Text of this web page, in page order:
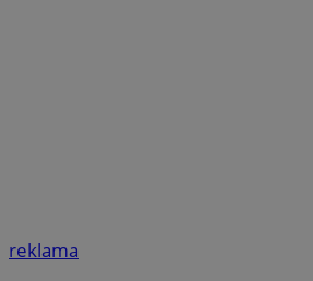
reklama